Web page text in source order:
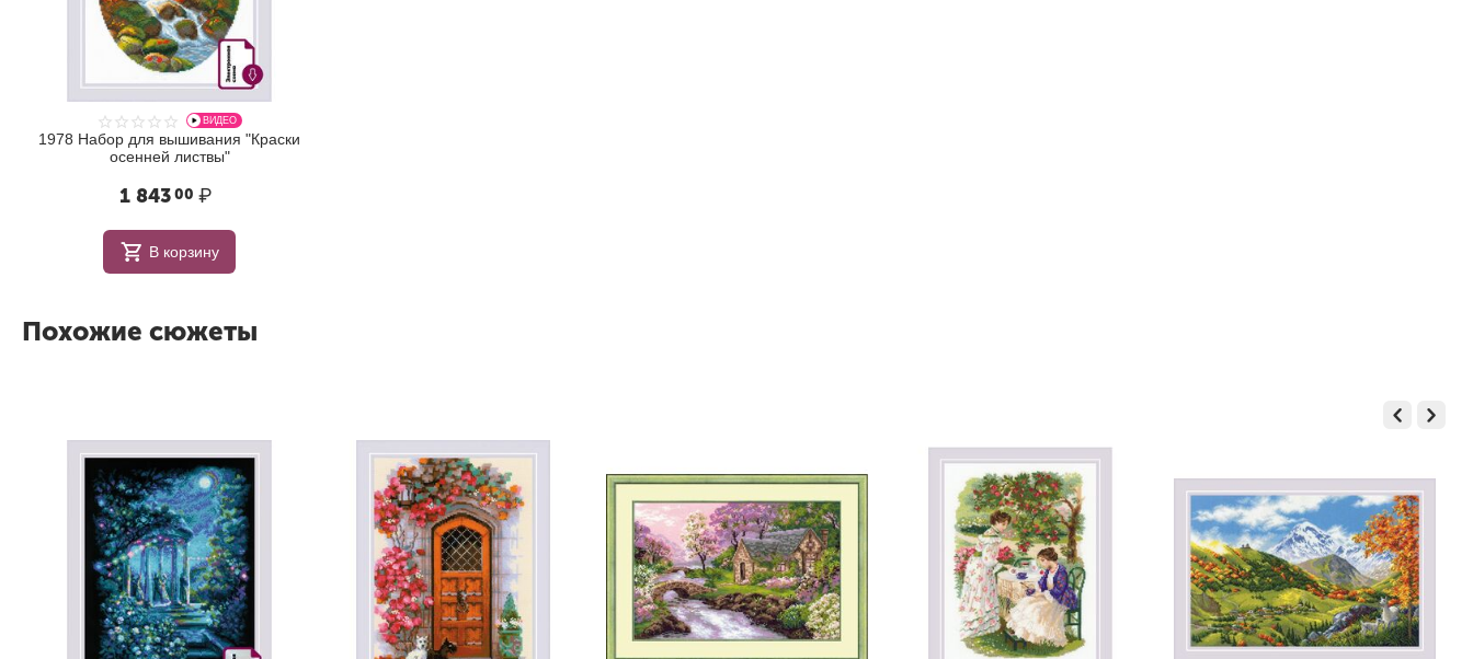
ВИДЕО
1978 Набор для вышивания "Краски
осенней листвы"
1 843 00 ₽
В корзину
Похожие сюжеты